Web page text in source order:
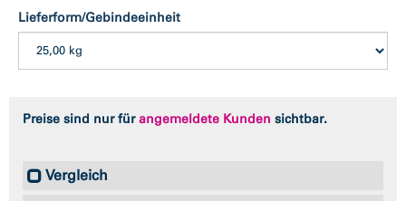
Lieferform/Gebindeeinheit
Preise sind nur fürangemeldete Kunden sichtbar.
Vergleich